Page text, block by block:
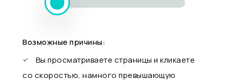
Возможные причины:
Вы просматриваете страницы и кликаете
со скоростью, намного превышающую